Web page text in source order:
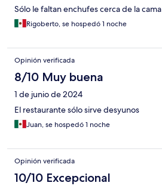
Sólo le faltan enchufes cerca de la cama
Rigoberto, se hospedó 1 noche
Opinión verificada
8/10 Muy buena
1 de junio de 2024
El restaurante sólo sirve desyunos
Juan, se hospedó 1 noche
Opinión verificada
10/10 Excepcional